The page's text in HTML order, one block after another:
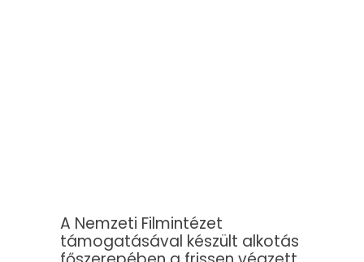
A Nemzeti Filmintézet
támogatásával készült alkotás